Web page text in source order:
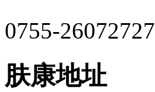
0755-26072727
肤康地址